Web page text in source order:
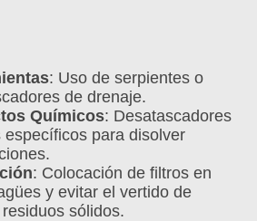
: Uso de serpientes o
de drenaje.
Químicos: Desatascadores
específicos para disolver
: Colocación de filtros en
y evitar el vertido de
sólidos.